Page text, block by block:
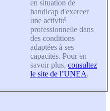
en situation de
handicap d'exercer
une activité
professionnelle dans
des conditions
adaptées à ses
capacités. Pour en
savoir plus, consultez
le site de l’UNEA.